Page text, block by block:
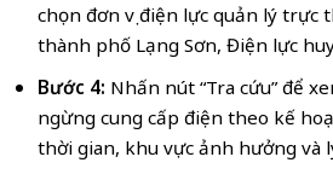
chọn đơn vị điện lực quản lý trực
thành phố Lạng Sơn, Điện lực
Bước 4: Nhấn nút “Tra cứu” để
ngừng cung cấp điện theo kế
thời gian, khu vực ảnh hưởng và